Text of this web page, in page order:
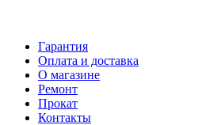
Гарантия
Оплата и доставка
О магазине
Ремонт
Прокат
Контакты